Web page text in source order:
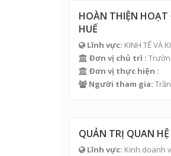
HOÀN THIỆN HOẠT
HUẾ
Lĩnh vực: KINH TẾ VÀ
Đơn vị chủ trì :
Đơn vị thực hiện :
Người tham gia:
QUẢN TRỊ QUAN
Lĩnh vực: Kinh doanh